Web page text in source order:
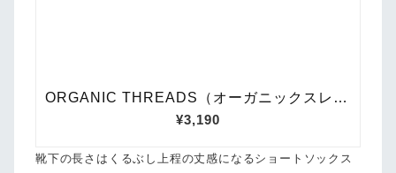
靴下の長さはくるぶし上程の丈感になるショートソックス